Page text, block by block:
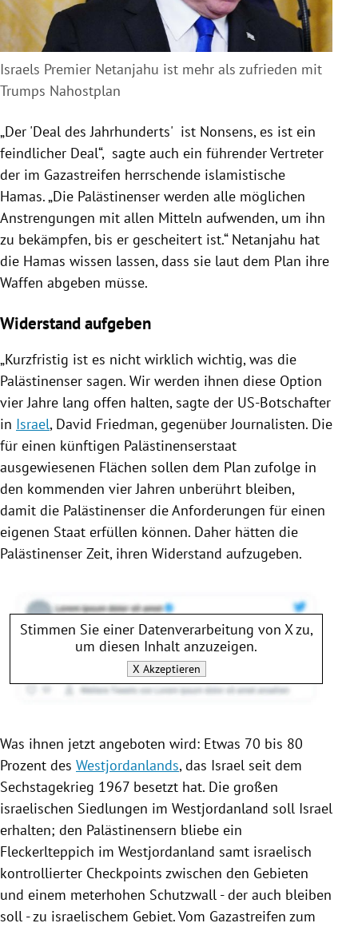
Israels Premier Netanjahu ist mehr als zufrieden mit
Trumps Nahostplan
„Der 'Deal des Jahrhunderts' ist Nonsens, es ist ein
feindlicher Deal“, sagte auch ein führender Vertreter
der im Gazastreifen herrschende islamistische
Hamas. „Die Palästinenser werden alle möglichen
Anstrengungen mit allen Mitteln aufwenden, um ihn
zu bekämpfen, bis er gescheitert ist.“ Netanjahu hat
die Hamas wissen lassen, dass sie laut dem Plan ihre
Waffen abgeben müsse.
Widerstand aufgeben
„Kurzfristig ist es nicht wirklich wichtig, was die
Palästinenser sagen. Wir werden ihnen diese Option
vier Jahre lang offen halten, sagte der US-Botschafter
in Israel, David Friedman, gegenüber Journalisten. Die
für einen künftigen Palästinenserstaat
ausgewiesenen Flächen sollen dem Plan zufolge in
den kommenden vier Jahren unberührt bleiben,
damit die Palästinenser die Anforderungen für einen
eigenen Staat erfüllen können. Daher hätten die
Palästinenser Zeit, ihren Widerstand aufzugeben.
Stimmen Sie einer Datenverarbeitung von Xzu,
um diesen Inhalt anzuzeigen.
X Akzeptieren
Was ihnen jetzt angeboten wird: Etwas 70 bis 80
Prozent des Westjordanlands, das Israel seit dem
Sechstagekrieg 1967 besetzt hat. Die großen
israelischen Siedlungen im Westjordanland soll Israel
erhalten; den Palästinensern bliebe ein
Fleckerlteppich im Westjordanland samt israelisch
kontrollierter Checkpoints zwischen den Gebieten
und einem meterhohen Schutzwall - der auch bleiben
soll - zu israelischem Gebiet. Vom Gazastreifen zum